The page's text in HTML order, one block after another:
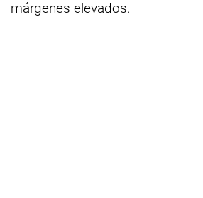
márgenes elevados.